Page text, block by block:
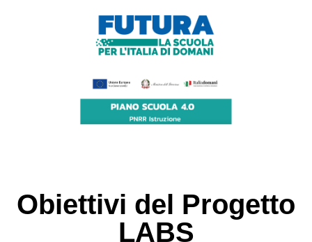
Obiettivi del Progetto
LABS